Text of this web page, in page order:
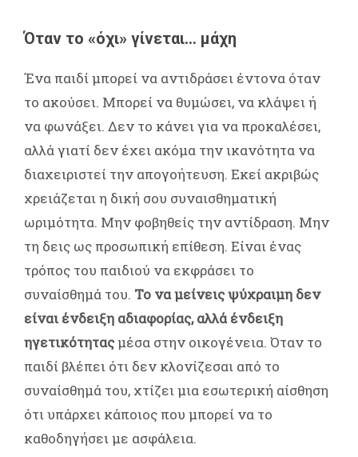
Όταν το «όχι» γίνεται… μάχη
Ένα παιδί μπορεί να αντιδράσει έντονα όταν
το ακούσει. Μπορεί να θυμώσει, να κλάψει ή
να φωνάξει. Δεν το κάνει για να προκαλέσει,
αλλά γιατί δεν έχει ακόμα την ικανότητα να
διαχειριστεί την απογοήτευση. Εκεί ακριβώς
χρειάζεται η δική σου συναισθηματική
ωριμότητα. Μην φοβηθείς την αντίδραση. Μην
τη δεις ως προσωπική επίθεση. Είναι ένας
τρόπος του παιδιού να εκφράσει το
συναίσθημά του. Το να μείνεις ψύχραιμη δεν
είναι ένδειξη αδιαφορίας, αλλά ένδειξη
ηγετικότηταςμέσα στην οικογένεια. Όταν το
παιδί βλέπει ότι δεν κλονίζεσαι από το
συναίσθημά του, χτίζει μια εσωτερική αίσθηση
ότι υπάρχει κάποιος που μπορεί να το
καθοδηγήσει με ασφάλεια.